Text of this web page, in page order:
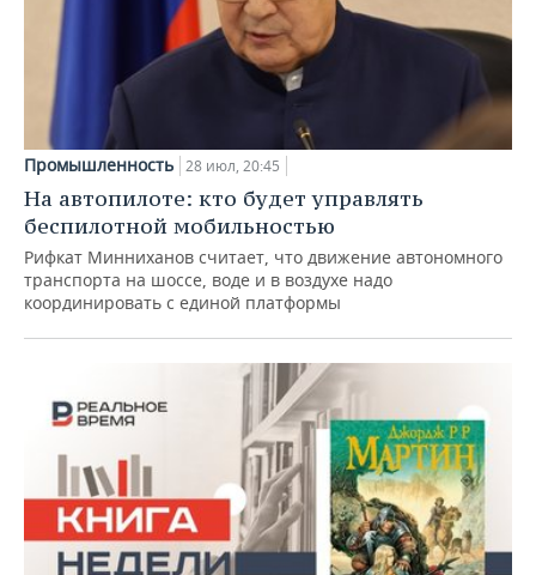
Промышленность 28 июл, 20:45
На автопилоте: кто будет управлять
беспилотной мобильностью
Рифкат Минниханов считает, что движение автономного
транспорта на шоссе, воде и в воздухе надо
координировать с единой платформы